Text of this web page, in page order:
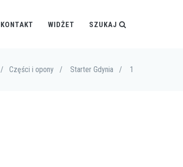
KONTAKT WIDŻET SZUKAJ
/ Części i opony / Starter Gdynia / 1